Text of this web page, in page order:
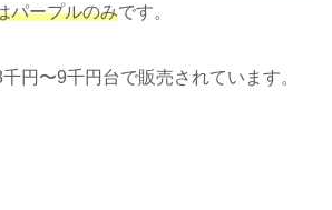
パープルのみです。
円〜9千円台で販売されています。